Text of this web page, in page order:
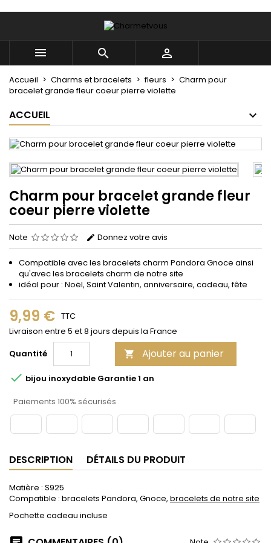
  
Accueil Charms et bracelets fleurs
Charm pour
bracelet grande fleur coeur pierre violette
ACCUEIL
Charm pour bracelet grande fleur
coeur pierre violette
Note Donnez votre avis
Compatible avec les bracelets charm Pandora Gnoce ainsi
qu'avec les bracelets charm de notre site
idéal pour : Noël, Saint Valentin, anniversaire, cadeau, fête
9,99 € TTC
Livraison entre 5 et 8 jours depuis la France
Quantité
 Ajouter au panier
 bijou inoxydable Garantie 1 an
Paiements 100% sécurisés
DESCRIPTION DÉTAILS DU PRODUIT
Matière : S925
Compatible : bracelets Pandora, Gnoce, bracelets de notre site
Pochette cadeau incluse
×
×
((label))
×
Vous devez être connecté pour ajouter des produits
à votre liste d'envies.